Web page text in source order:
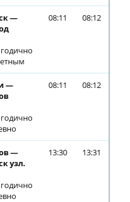
—
08:11 08:12
—
08:11 08:12
—
узл.
13:30 13:31